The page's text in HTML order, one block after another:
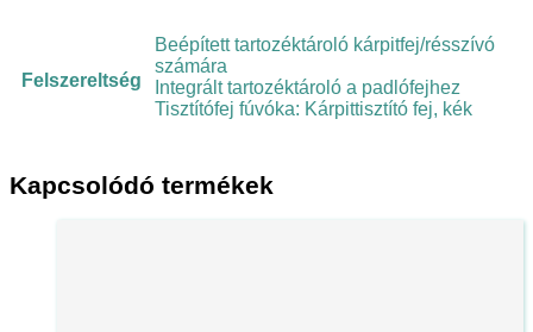
Felszereltség
Beépített tartozéktároló kárpitfej/résszívó
számára
Integrált tartozéktároló a padlófejhez
Tisztítófej fúvóka: Kárpittisztító fej, kék
Kapcsolódó termékek